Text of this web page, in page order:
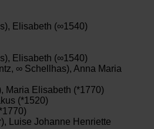
Elisabeth (∞1540)
Elisabeth (∞1540)
∞ Schellhas), Anna Maria
Maria Elisabeth (*1770)
(*1520)
Luise Johanne Henriette